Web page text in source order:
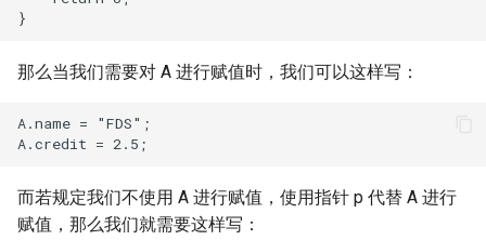
那么当我们需要对 A 进行赋值时，我们可以这样写：
A.name = "FDS";
而若规定我们不使用 A 进行赋值，使用指针 p 代替 A 进行
赋值，那么我们就需要这样写：